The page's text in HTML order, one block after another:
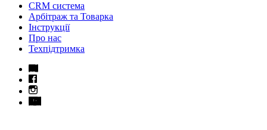
CRM система
Арбітраж та Товарка
Інструкції
Про нас
Техпідтримка